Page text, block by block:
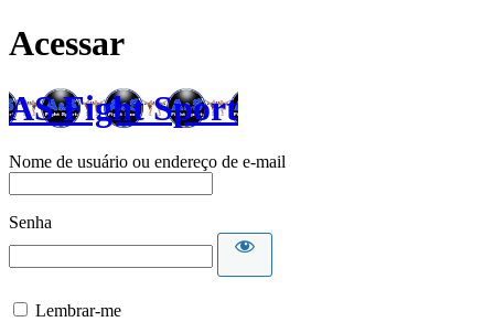
Acessar
AS Fight Sport
Nome de usuário ou endereço de e-mail
Senha
Lembrar-me